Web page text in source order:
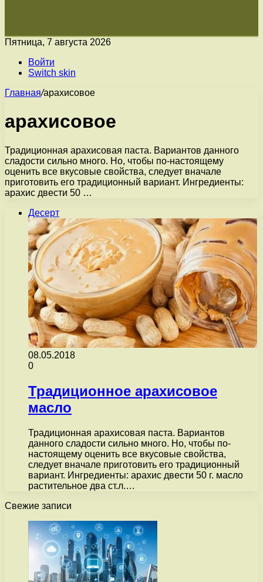
Пятница, 7 августа 2026
Войти
Switch skin
Главная/арахисовое
арахисовое
Традиционная арахисовая паста. Вариантов данного
сладости сильно много. Но, чтобы по-настоящему
оценить все вкусовые свойства, следует вначале
приготовить его традиционный вариант. Ингредиенты:
арахис двести 50 …
Десерт
08.05.2018
0
Традиционное арахисовое
масло
Традиционная арахисовая паста. Вариантов
данного сладости сильно много. Но, чтобы по-
настоящему оценить все вкусовые свойства,
следует вначале приготовить его традиционный
вариант. Ингредиенты: арахис двести 50 г. масло
растительное два ст.л.…
Свежие записи